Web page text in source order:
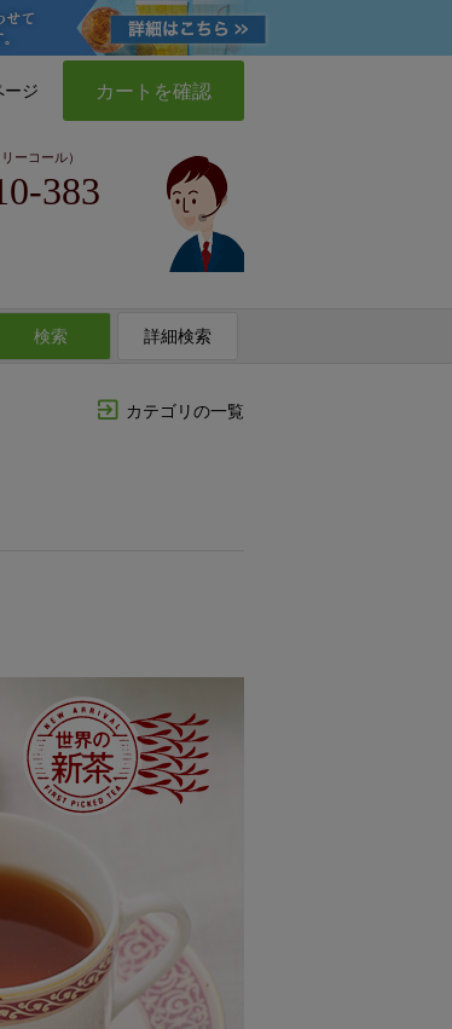
ージ カートを確認
ーコール）
383
検索 詳細検索
カテゴリの一覧